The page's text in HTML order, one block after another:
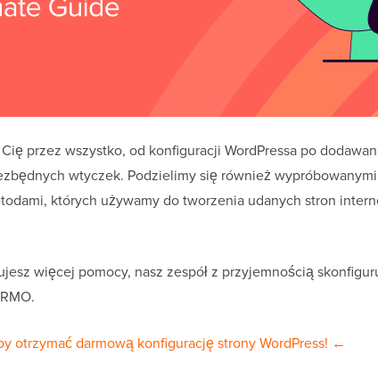
przez wszystko, od konfiguracji WordPressa po
wtyczek. Podzielimy się również
których używamy do tworzenia udanych stron
więcej pomocy, nasz zespół z przyjemnością
otrzymać darmową konfigurację strony WordPress! ←